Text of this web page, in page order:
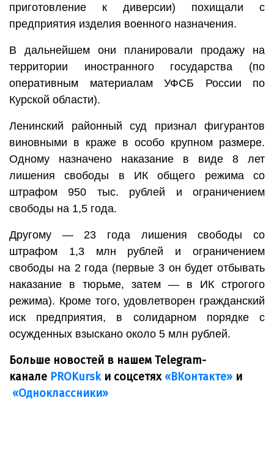
приготовление к диверсии) похищали с
предприятия изделия военного назначения.
В дальнейшем они планировали продажу на
территории иностранного государства (по
оперативным материалам УФСБ России по
Курской области).
Ленинский районный суд признал фигурантов
виновными в краже в особо крупном размере.
Одному назначено наказание в виде 8 лет
лишения свободы в ИК общего режима со
штрафом 950 тыс. рублей и ограничением
свободы на 1,5 года.
Другому — 23 года лишения свободы со
штрафом 1,3 млн рублей и ограничением
свободы на 2 года (первые 3 он будет отбывать
наказание в тюрьме, затем — в ИК строгого
режима). Кроме того, удовлетворен гражданский
иск предприятия, в солидарном порядке с
осужденных взыскано около 5 млн рублей.
Больше новостей в нашем Telegram-
канале PROKurskи соцсетях «ВКонтакте» и
«Одноклассники»